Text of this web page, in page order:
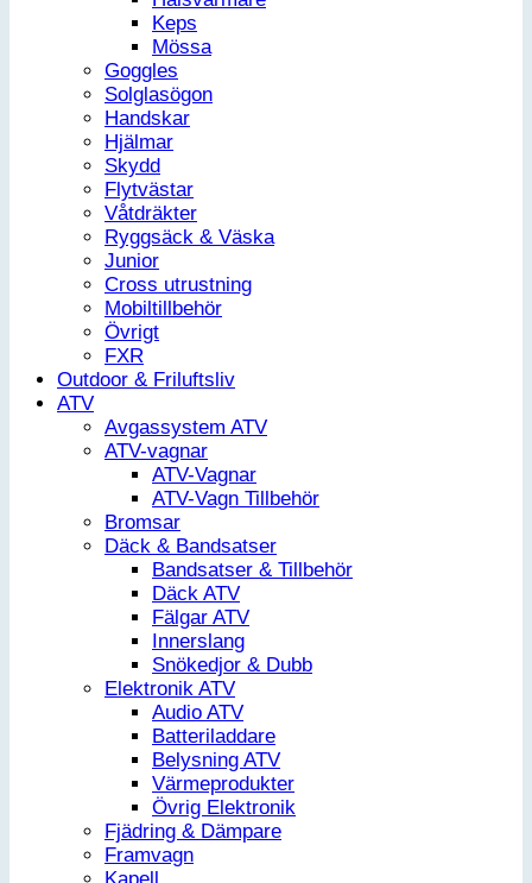
Keps
Mössa
Goggles
Solglasögon
Handskar
Hjälmar
Skydd
Flytvästar
Våtdräkter
Ryggsäck & Väska
Junior
Cross utrustning
Mobiltillbehör
Övrigt
FXR
Outdoor & Friluftsliv
ATV
Avgassystem ATV
ATV-vagnar
ATV-Vagnar
ATV-Vagn Tillbehör
Bromsar
Däck & Bandsatser
Bandsatser & Tillbehör
Däck ATV
Fälgar ATV
Innerslang
Snökedjor & Dubb
Elektronik ATV
Audio ATV
Batteriladdare
Belysning ATV
Värmeprodukter
Övrig Elektronik
Fjädring & Dämpare
Framvagn
Kapell